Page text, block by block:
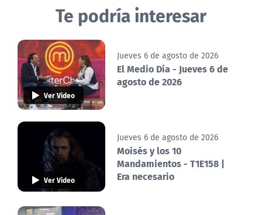
Te podría interesar
Ver Video
Jueves 6 de agosto de 2026
El Medio Día - Jueves 6 de
agosto de 2026
Ver Video
Jueves 6 de agosto de 2026
Moisés y los 10
Mandamientos - T1E158 |
Era necesario